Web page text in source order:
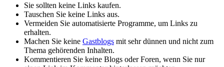
Sie sollten keine Links kaufen.
Tauschen Sie keine Links aus.
Vermeiden Sie automatisierte Programme, um Links zu
erhalten.
Machen Sie keine Gastblogs mit sehr dünnen und nicht zum
Thema gehörenden Inhalten.
Kommentieren Sie keine Blogs oder Foren, wenn Sie nur